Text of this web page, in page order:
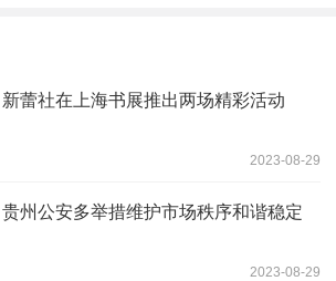
新蕾社在上海书展推出两场精彩活动
2023-08-29
贵州公安多举措维护市场秩序和谐稳定
2023-08-29